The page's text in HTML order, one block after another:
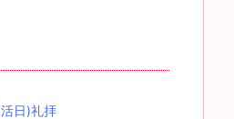
日)礼拝